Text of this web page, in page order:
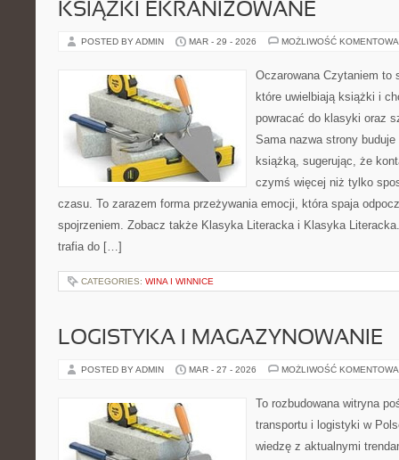
KSIĄŻKI EKRANIZOWANE
POSTED BY ADMIN MAR - 29 - 2026 MOŻLIWOŚĆ
Oczarowana Czytaniem to
które uwielbiają książki i
powracać do klasyki oraz
Sama nazwa strony
książką, sugerując, że
czymś więcej niż tylko
czasu. To zarazem forma przeżywania emocji, która spaja
spojrzeniem. Zobacz także Klasyka Literacka i Klasyka
trafia do […]
CATEGORIES: WINA I WINNICE
LOGISTYKA I MAGAZYNOWANIE
POSTED BY ADMIN MAR - 27 - 2026 MOŻLIWOŚĆ
To rozbudowana witryna
transportu i logistyki w
wiedzę z aktualnymi